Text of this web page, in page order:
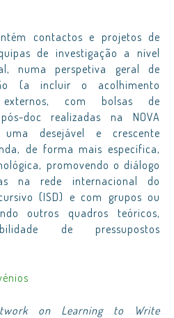
contactos e projetos de
de investigação a nível
numa perspetiva geral de
(a incluir o acolhimento
externos, com bolsas de
doc realizadas na NOVA
desejável e crescente
de forma mais específica,
promovendo o diálogo
na rede internacional do
(ISD) e com grupos ou
outros quadros teóricos,
de pressupostos
on Learning to Write